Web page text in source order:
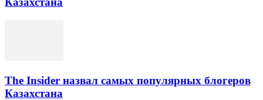
The Insider назвал самых популярных блогеров
Казахстана